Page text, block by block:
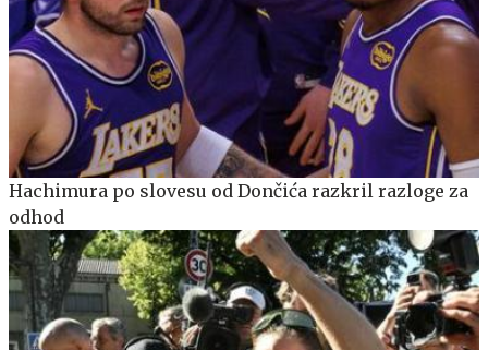
Hachimura po slovesu od Dončića razkril razloge za
odhod